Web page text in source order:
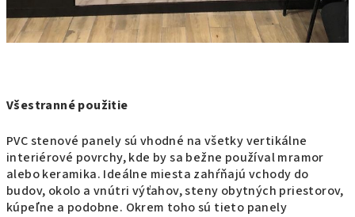
Všestranné použitie
PVC stenové panely sú vhodné na všetky vertikálne
interiérové povrchy, kde by sa bežne používal mramor
alebo keramika. Ideálne miesta zahŕňajú vchody do
budov, okolo a vnútri výťahov, steny obytných priestorov,
kúpeľne a podobne. Okrem toho sú tieto panely